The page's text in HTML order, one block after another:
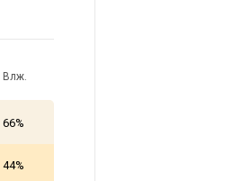
Влж.
66%
44%